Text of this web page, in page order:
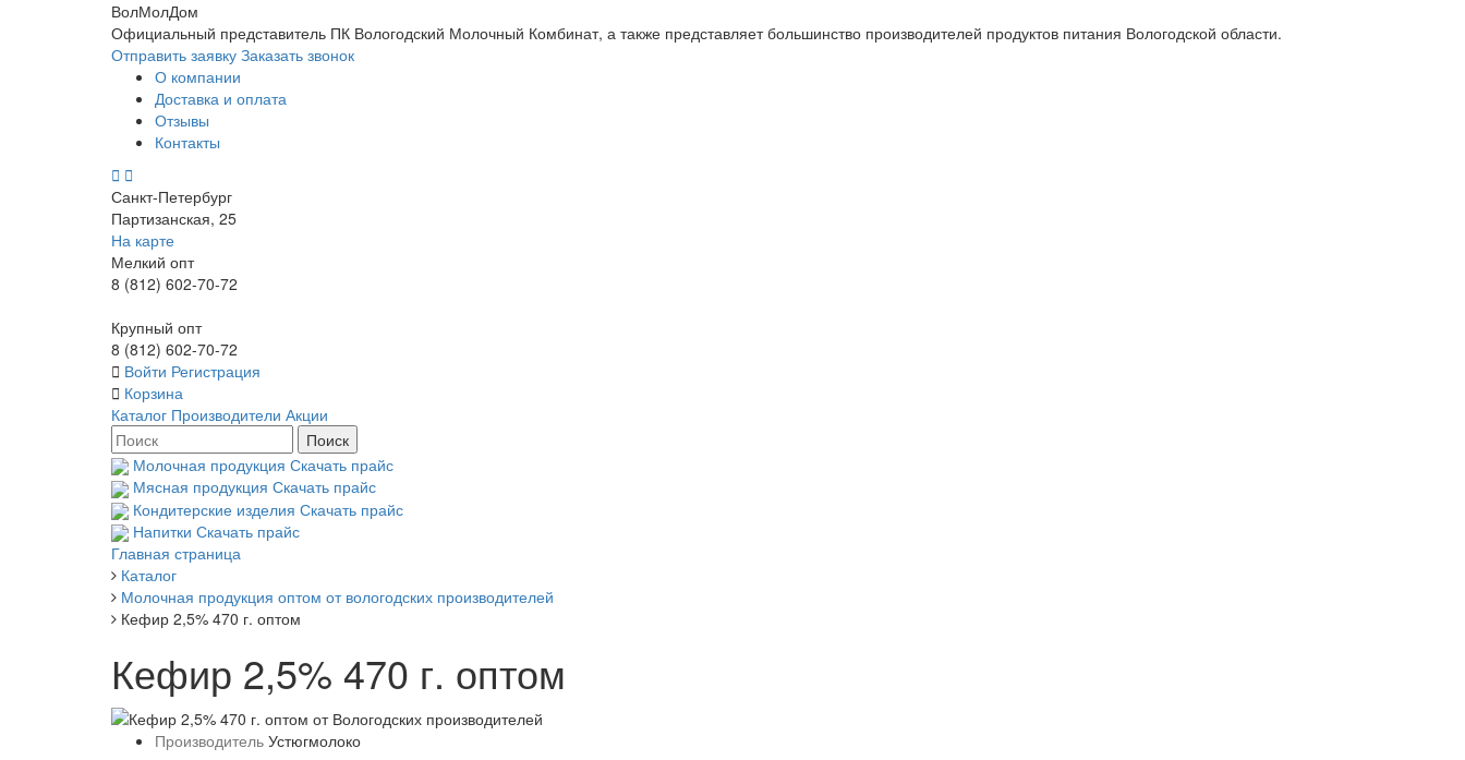
ВолМолДом
Официальный представитель ПК Вологодский Молочный Комбинат, а также представляет большинство производителей продуктов питания Вологодской области.
Отправить заявку Заказать звонок
О компании
Доставка и оплата
Отзывы
Контакты
Санкт-Петербург
Партизанская, 25
На карте
Мелкий опт
8 (812) 602-70-72
Крупный опт
8 (812) 602-70-72
Войти Регистрация
Корзина
Каталог Производители Акции
Молочная продукция Скачать прайс
Мясная продукция Скачать прайс
Кондитерские изделия Скачать прайс
Напитки Скачать прайс
Главная страница
Каталог
Молочная продукция оптом от вологодских производителей
Кефир 2,5% 470 г. оптом
Кефир 2,5% 470 г. оптом
Производитель Устюгмолоко